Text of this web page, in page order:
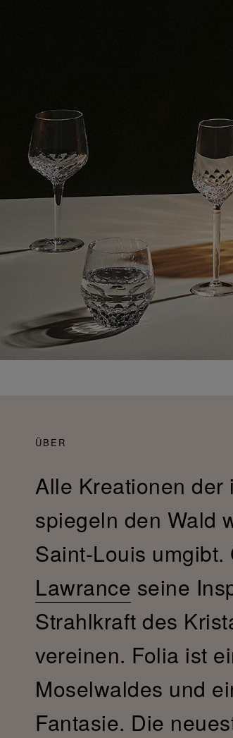
ÜBER
Alle Kreationen
spiegeln den Wald
Saint-Louis umgibt.
Lawrance seine
Strahlkraft des
vereinen. Folia ist
Moselwaldes und
Fantasie. Die